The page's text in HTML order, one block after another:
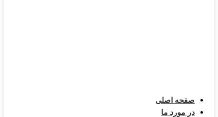
صفحه اصلی
در مورد ما